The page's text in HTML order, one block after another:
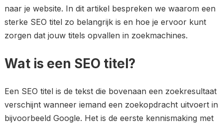
naar je website. In dit artikel bespreken we waarom een
sterke SEO titel zo belangrijk is en hoe je ervoor kunt
zorgen dat jouw titels opvallen in zoekmachines.
Wat is een SEO titel?
Een SEO titel is de tekst die bovenaan een zoekresultaat
verschijnt wanneer iemand een zoekopdracht uitvoert in
bijvoorbeeld Google. Het is de eerste kennismaking met